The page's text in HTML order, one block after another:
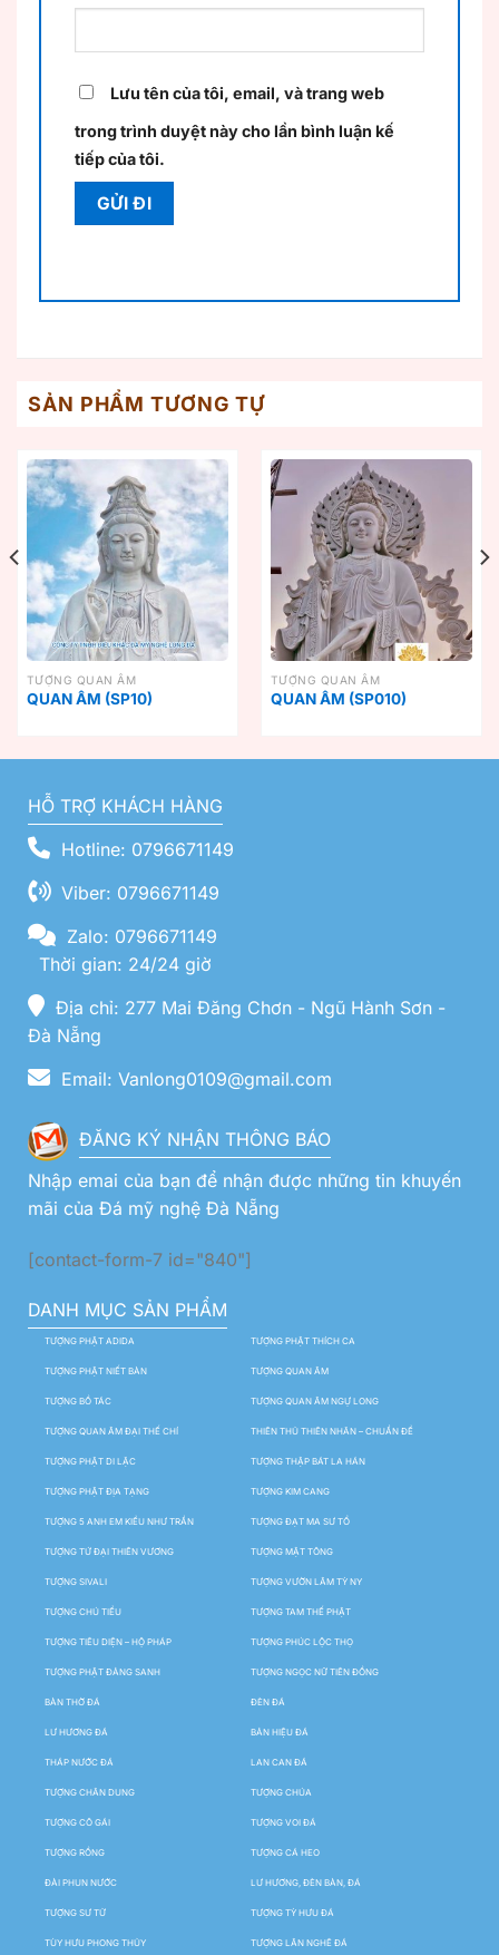
Lưu tên của tôi, email, và trang web
trong trình duyệt này cho lần bình luận kế
tiếp của tôi.
SẢN PHẨM TƯƠNG TỰ
TƯỢNG QUAN ÂM
QUAN ÂM (SP10)
TƯỢNG QUAN ÂM
QUAN ÂM (SP010)
HỖ TRỢ KHÁCH HÀNG
Hotline: 0796671149
Viber: 0796671149
Zalo: 0796671149
Thời gian: 24/24 giờ
Địa chỉ: 277 Mai Đăng Chơn - Ngũ Hành Sơn -
Đà Nẵng
Email: Vanlong0109@gmail.com
ĐĂNG KÝ NHẬN THÔNG BÁO
Nhập emai của bạn để nhận được những tin khuyến
mãi của Đá mỹ nghệ Đà Nẵng
[contact-form-7 id="840"]
DANH MỤC SẢN PHẨM
TƯỢNG PHẬT ADIDA TƯỢNG PHẬT THÍCH CA
TƯỢNG PHẬT NIẾT BÀN TƯỢNG QUAN ÂM
TƯỢNG BỒ TÁC TƯỢNG QUAN ÂM NGỰ LONG
TƯỢNG QUAN ÂM ĐẠI THẾ CHÍ THIÊN THỦ THIÊN NHÃN – CHUẨN ĐỀ
TƯỢNG PHẬT DI LẶC TƯỢNG THẬP BÁT LA HÁN
TƯỢNG PHẬT ĐỊA TẠNG TƯỢNG KIM CANG
TƯỢNG 5 ANH EM KIỀU NHƯ TRẦN TƯỢNG ĐẠT MA SƯ TỔ
TƯỢNG TỨ ĐẠI THIÊN VƯƠNG TƯỢNG MẬT TÔNG
TƯỢNG SIVALI TƯỢNG VƯỜN LÂM TỲ NY
TƯỢNG CHÚ TIỂU TƯỢNG TAM THẾ PHẬT
TƯỢNG TIÊU DIỆN – HỘ PHÁP TƯỢNG PHÚC LỘC THỌ
TƯỢNG PHẬT ĐẢNG SANH TƯỢNG NGỌC NỮ TIÊN ĐỒNG
BÀN THỜ ĐÁ ĐÈN ĐÁ
LƯ HƯƠNG ĐÁ BẢN HIỆU ĐÁ
THÁP NƯỚC ĐÁ LAN CAN ĐÁ
TƯỢNG CHÂN DUNG TƯỢNG CHÚA
TƯỢNG CÔ GÁI TƯỢNG VOI ĐÁ
TƯỢNG RỒNG TƯỢNG CÁ HEO
ĐÀI PHUN NƯỚC LƯ HƯƠNG, ĐÈN BÀN, ĐÁ
TƯỢNG SƯ TỬ TƯỢNG TỲ HƯU ĐÁ
TÙY HƯU PHONG THỦY TƯỢNG LÂN NGHÊ ĐÁ